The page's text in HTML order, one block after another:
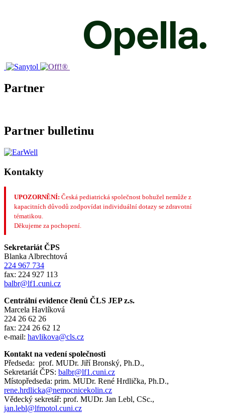
Partner
Partner bulletinu
Kontakty
UPOZORNĚNÍ: Česká pediatrická společnost bohužel nemůže z
kapacitních důvodů zodpovídat individuální dotazy se zdravotní
tématikou.
Děkujeme za pochopení.
Sekretariát ČPS
Blanka Albrechtová
224 967 734
fax: 224 927 113
balbr@lf1.cuni.cz
Centrální evidence členů ČLS JEP z.s.
Marcela Havlíková
224 26 62 26
fax: 224 26 62 12
e-mail: havlikova@cls.cz
Kontakt na vedení společnosti
Předseda: prof. MUDr. Jiří Bronský, Ph.D.,
Sekretariát ČPS: balbr@lf1.cuni.cz
Místopředseda: prim. MUDr. René Hrdlička, Ph.D.,
rene.hrdlicka@nemocnicekolin.cz
Vědecký sekretář: prof. MUDr. Jan Lebl, CSc.,
jan.lebl@lfmotol.cuni.cz